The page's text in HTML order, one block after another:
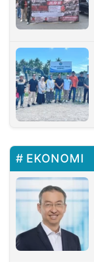
EKONOMI